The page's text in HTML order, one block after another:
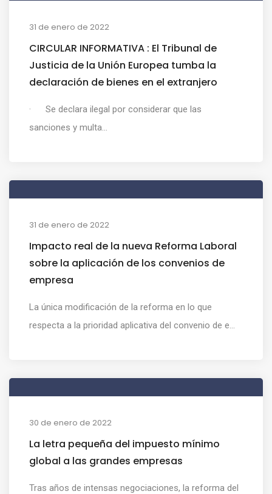
31 de enero de 2022
CIRCULAR INFORMATIVA : El Tribunal de
Justicia de la Unión Europea tumba la
declaración de bienes en el extranjero
· Se declara ilegal por considerar que las
sanciones y multa...
31 de enero de 2022
Impacto real de la nueva Reforma Laboral
sobre la aplicación de los convenios de
empresa
La única modificación de la reforma en lo que
respecta a la prioridad aplicativa del convenio de e...
30 de enero de 2022
La letra pequeña del impuesto mínimo
global a las grandes empresas
Tras años de intensas negociaciones, la reforma del